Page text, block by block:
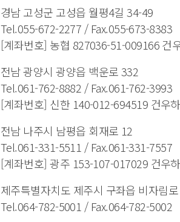
경남 고성군 고성읍 월평4길 34-49
Tel.055-672-2277 / Fax.055-673-8383
[계좌번호] 농협 827036-51-009166 건
전남 광양시 광양읍 백운로 332
Tel.061-762-8882 / Fax.061-762-3993
[계좌번호] 신한 140-012-694519 건우
전남 나주시 남평읍 회재로 12
Tel.061-331-5511 / Fax.061-331-7557
[계좌번호] 광주 153-107-017029 건우
제주특별자치도 제주시 구좌읍 비자림
Tel.064-782-5001 / Fax.064-782-5002